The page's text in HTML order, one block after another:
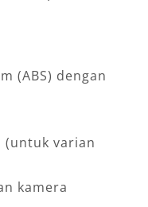
(ABS) dengan
(untuk varian
kamera